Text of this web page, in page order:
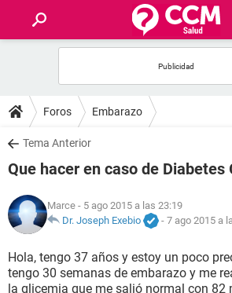
FOROS
SALUD
FAMILIA
NUTRICIÓN
BIENESTAR
Foros Embarazo
Tema Anterior
Que hacer en caso de Diabetes
Marce - 5 ago 2015 a las 23:19
Dr. Joseph Exebio
- 7 ago 2015 a
Hola, tengo 37 años y estoy un poco
tengo 30 semanas de embarazo y me
la glicemia que me salió normal con 82